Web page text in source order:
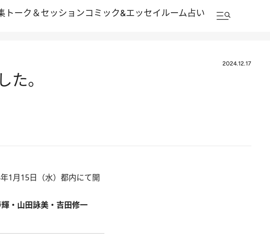
トーク＆セッションコミック&エッセイルーム占い
2024.12.17
。
1月15日（水）都内にて開
・山田詠美・吉田修一